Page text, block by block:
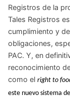
Registros de la
Tales Registros
cumplimiento y
obligaciones,
PAC. Y, en
reconocimiento
como el right to
este nuevo sistema